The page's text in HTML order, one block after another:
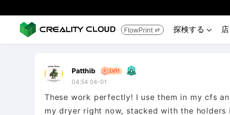
FlowPrint  探検する  店
Patthib
04:54 04-01
These work perfectly! I use them in my cfs
my dryer right now, stacked with the